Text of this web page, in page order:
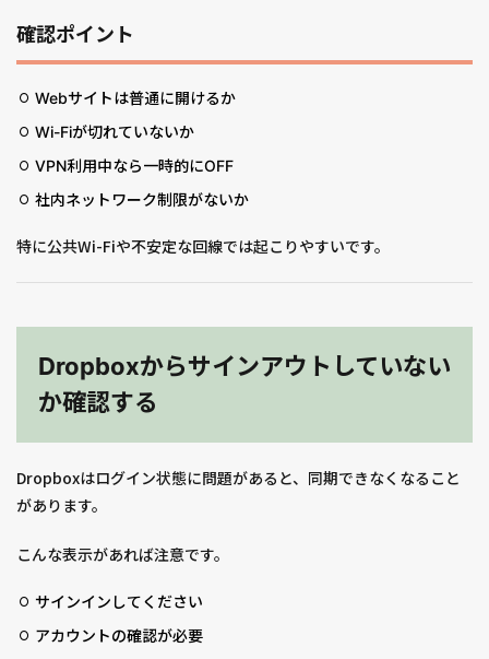
確認ポイント
Webサイトは普通に開けるか
Wi-Fiが切れていないか
VPN利用中なら一時的にOFF
社内ネットワーク制限がないか
特に公共Wi-Fiや不安定な回線では起こりやすいです。
Dropboxからサインアウトしていない
か確認する
Dropboxはログイン状態に問題があると、同期できなくなること
があります。
こんな表示があれば注意です。
サインインしてください
アカウントの確認が必要